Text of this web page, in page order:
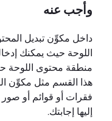
وأجب عنه
داخل مكوِّن تبديل
اللوحة حيث يمكنك
منطقة محتوى اللوحة
هذا القسم مثل مكوِّن
فقرات أو قوائم أو
إليها إجابتك.